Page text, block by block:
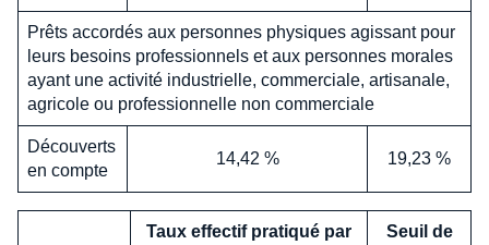
Prêts accordés aux personnes physiques agissant pour
leurs besoins professionnels et aux personnes morales
ayant une activité industrielle, commerciale, artisanale,
agricole ou professionnelle non commerciale
Découverts
en compte
14,42 % 19,23 %
Taux effectif pratiqué par
Seuil de